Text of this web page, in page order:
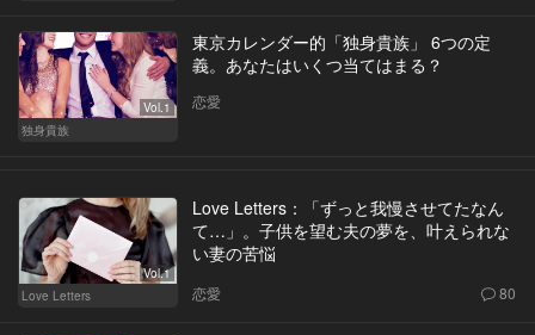
Vol.1
独身貴族
東京カレンダー的「独身貴族」 6つの定
義。あなたはいくつ当てはまる？
恋愛
Vol.1
Love Letters
Love Letters：「ずっと我慢させてたなん
て…」。子供を望む夫の夢を、叶えられな
い妻の苦悩
恋愛 80